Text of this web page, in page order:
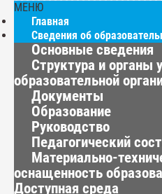
МЕНЮ
Главная
Сведения об
Основные сведения
Структура и органы
образовательной
Документы
Образование
Руководство
Педагогический
Материально-
оснащенность
Доступная среда